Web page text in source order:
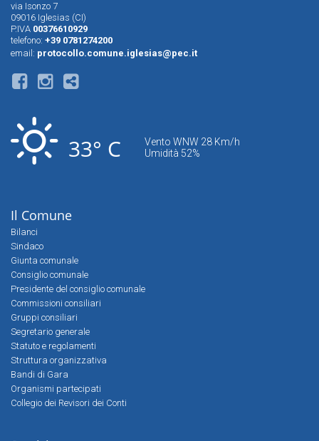
via Isonzo 7
09016 Iglesias (CI)
P.IVA 00376610929
telefono: +39 0781274200
email: protocollo.comune.iglesias@pec.it
33° C
Vento WNW 28 Km/h
Umidità 52%
Il Comune
Bilanci
Sindaco
Giunta comunale
Consiglio comunale
Presidente del consiglio comunale
Commissioni consiliari
Gruppi consiliari
Segretario generale
Statuto e regolamenti
Struttura organizzativa
Bandi di Gara
Organismi partecipati
Collegio dei Revisori dei Conti